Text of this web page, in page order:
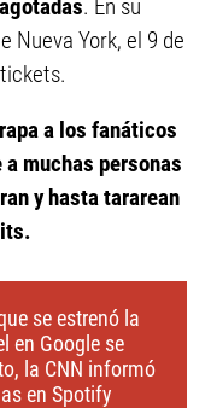
. En su
Nueva York, el 9 de
a los fanáticos
muchas personas
y hasta tararean
se estrenó la
en Google se
la CNN informó
en Spotify